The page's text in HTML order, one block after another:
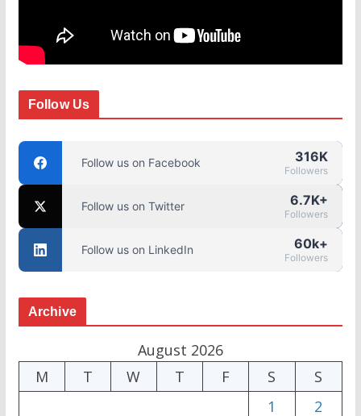
Follow Us
Follow us on Facebook 316K
Followers
Follow us on Twitter 6.7K+
Followers
Follow us on LinkedIn 60k+
Followers
Archive
August 2026
M
T W T F S
S
1
2